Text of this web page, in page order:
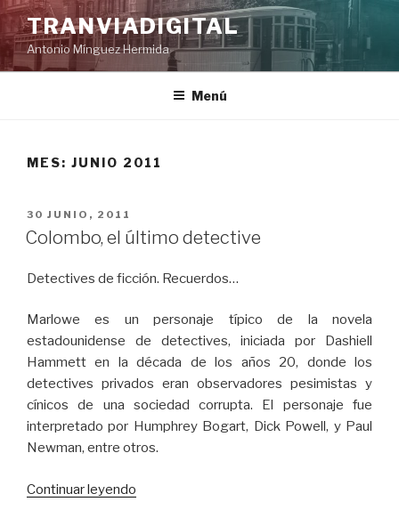
Saltar
contenido
TRANVIADIGITAL
Antonio Mínguez Hermida
Menú
MES: JUNIO 2011
PUBLICADO
EL
30 JUNIO, 2011
Colombo, el último detective
Detectives de ficción. Recuerdos…
Marlowe es un personaje típico de la novela
estadounidense de detectives, iniciada por Dashiell
Hammett en la década de los años 20, donde los
detectives privados eran observadores pesimistas y
cínicos de una sociedad corrupta. El personaje fue
interpretado por Humphrey Bogart, Dick Powell, y Paul
Newman, entre otros.
Continuar leyendo